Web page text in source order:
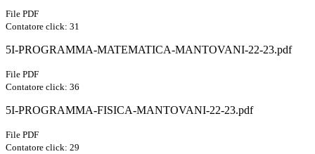
File PDF
Contatore click: 31
5I-PROGRAMMA-MATEMATICA-MANTOVANI-22-23.pdf
File PDF
Contatore click: 36
5I-PROGRAMMA-FISICA-MANTOVANI-22-23.pdf
File PDF
Contatore click: 29